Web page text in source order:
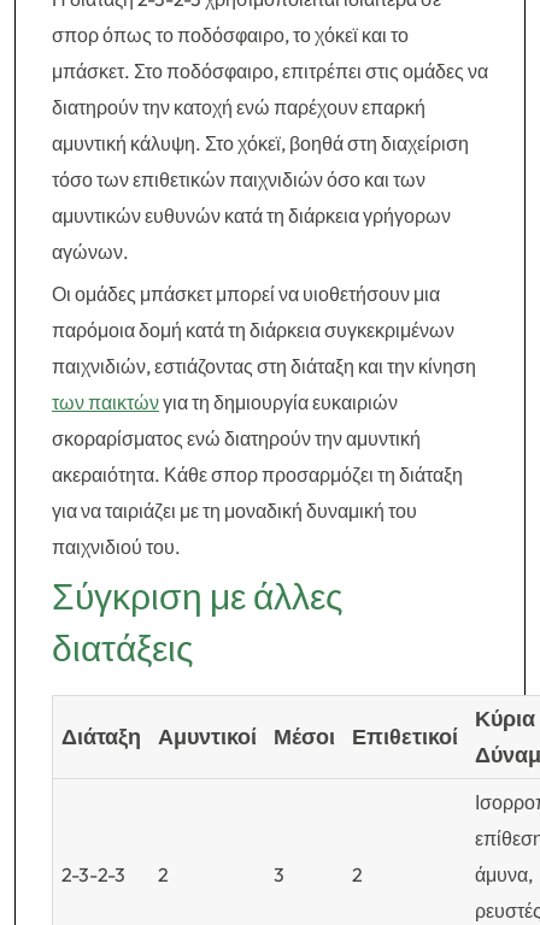
σπορ όπως το ποδόσφαιρο, το χόκεϊ και το
μπάσκετ. Στο ποδόσφαιρο, επιτρέπει στις ομάδες να
διατηρούν την κατοχή ενώ παρέχουν επαρκή
αμυντική κάλυψη. Στο χόκεϊ, βοηθά στη διαχείριση
τόσο των επιθετικών παιχνιδιών όσο και των
αμυντικών ευθυνών κατά τη διάρκεια γρήγορων
αγώνων.
Οι ομάδες μπάσκετ μπορεί να υιοθετήσουν μια
παρόμοια δομή κατά τη διάρκεια συγκεκριμένων
παιχνιδιών, εστιάζοντας στη διάταξη και την κίνηση
των παικτώνγια τη δημιουργία ευκαιριών
σκοραρίσματος ενώ διατηρούν την αμυντική
ακεραιότητα. Κάθε σπορ προσαρμόζει τη διάταξη
για να ταιριάζει με τη μοναδική δυναμική του
παιχνιδιού του.
Σύγκριση με άλλες
διατάξεις
Διάταξη Αμυντικοί Μέσοι Επιθετικοί
Κύρια
2-3-2-3 2 3 2
άμυνα,